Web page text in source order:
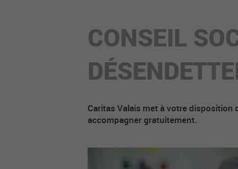
CONSEIL
Caritas Valais met à votre
accompagner gratuitement.